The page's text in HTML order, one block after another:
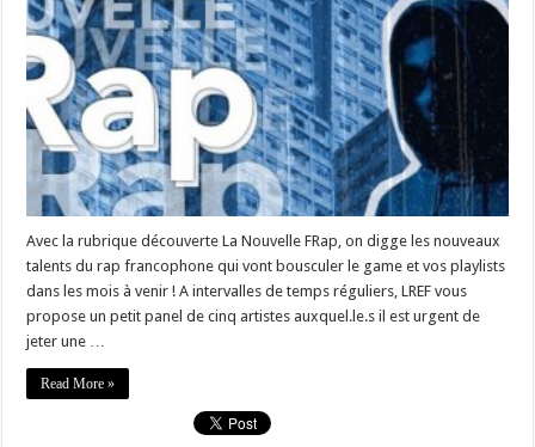
Avec la rubrique découverte La Nouvelle FRap, on digge les nouveaux
talents du rap francophone qui vont bousculer le game et vos playlists
dans les mois à venir ! A intervalles de temps réguliers, LREF vous
propose un petit panel de cinq artistes auxquel.le.s il est urgent de
jeter une …
Read More »